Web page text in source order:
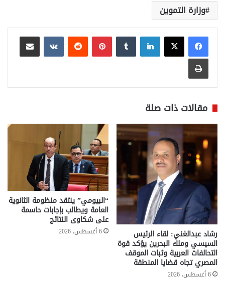
وزارة التموين
لينكدإن بينتيريست
مشاركة عبر البريد
طباعة
مقالات ذات صلة
رشاد عبدالغني: لقاء الرئيس
السيسي وملك البحرين يؤكد قوة
التحالفات العربية وثبات الموقف
المصري تجاه قضايا المنطقة
6 أغسطس، 2026
“البيومي” ينتقد منظومة الثانوية
العامة ويطالب بإجابات حاسمة
على شكاوى النتائج
6 أغسطس، 2026